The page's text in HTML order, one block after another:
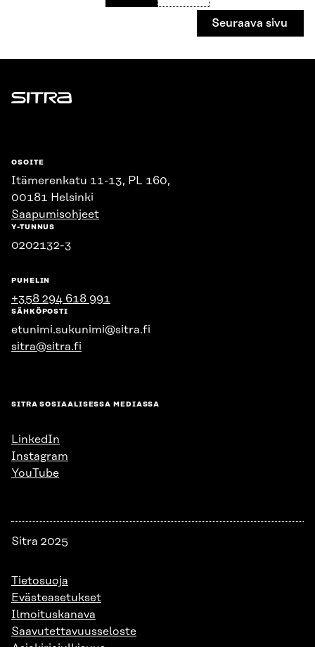
Seuraava sivu
Sitra
OSOITE
Itämerenkatu 11-13, PL 160,
00181 Helsinki
Saapumisohjeet
Y-TUNNUS
0202132-3
PUHELIN
+358 294 618 991
SÄHKÖPOSTI
etunimi.sukunimi@sitra.fi
sitra@sitra.fi
SITRA SOSIAALISESSA MEDIASSA
LinkedIn
Instagram
YouTube
Sitra 2025
Tietosuoja
Evästeasetukset
Ilmoituskanava
Saavutettavuusseloste